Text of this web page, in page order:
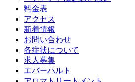
料金表
アクセス
新着情報
お問い合わせ
各症状について
求人募集
エバーハルト